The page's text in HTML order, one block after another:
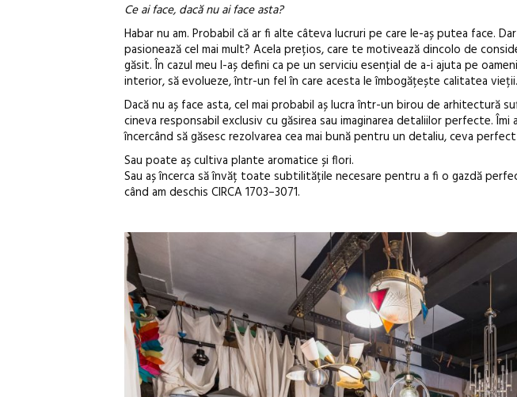
Ce ai face, dacă nu ai face asta?
Habar nu am. Probabil că ar fi alte câteva lucruri pe care le-aș putea face.
pasionează cel mai mult? Acela prețios, care te motivează dincolo de
găsit. În cazul meu l-aș defini ca pe un serviciu esențial de a-i ajuta pe
interior, să evolueze, într-un fel în care acesta le îmbogățește calitatea vieții.
Dacă nu aș face asta, cel mai probabil aș lucra într-un birou de arhitectură
cineva responsabil exclusiv cu găsirea sau imaginarea detaliilor perfecte.
încercând să găsesc rezolvarea cea mai bună pentru un detaliu, ceva
Sau poate aș cultiva plante aromatice și flori.
Sau aș încerca să învăț toate subtilitățile necesare pentru a fi o gazdă
când am deschis CIRCA 1703–3071.